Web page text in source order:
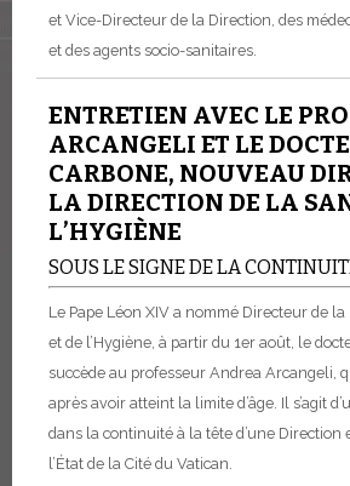
et Vice-Directeur de la Direction, des
et des agents socio-sanitaires.
ENTRETIEN AVEC LE
ARCANGELI ET LE
CARBONE, NOUVEAU
LA DIRECTION DE LA
L’HYGIÈNE
SOUS LE SIGNE DE LA
Le Pape Léon XIV a nommé Directeur de
et de l’Hygiène, à partir du 1er août, le
succède au professeur Andrea Arcangeli,
après avoir atteint la limite d’âge. Il s’agit
dans la continuité à la tête d’une Direction
l’État de la Cité du Vatican.